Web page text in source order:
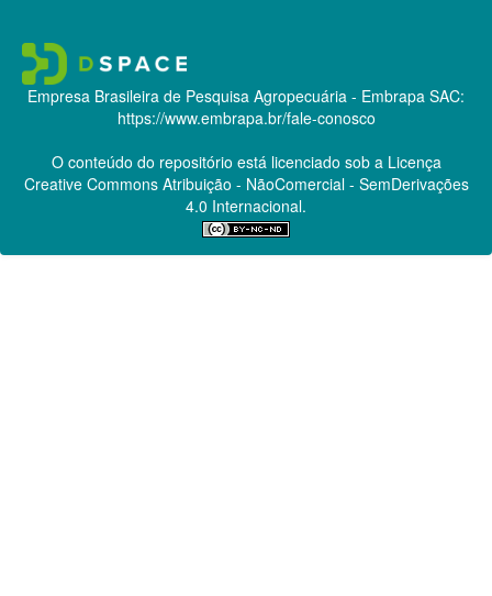
Empresa Brasileira de Pesquisa Agropecuária - Embrapa SAC:
https://www.embrapa.br/fale-conosco
O conteúdo do repositório está licenciado sob a Licença
Creative CommonsAtribuição - NãoComercial - SemDerivações
4.0 Internacional.